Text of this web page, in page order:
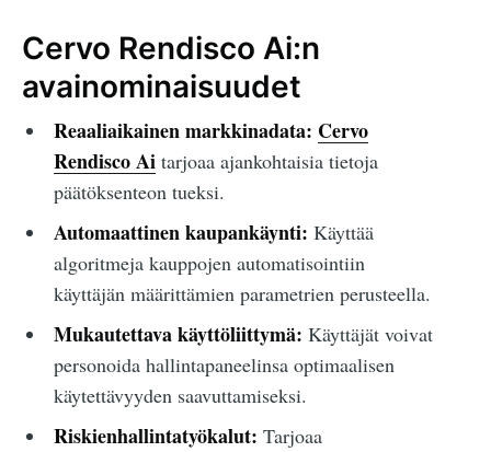
Cervo Rendisco Ai:n
avainominaisuudet
Reaaliaikainen markkinadata: Cervo
Rendisco Aitarjoaa ajankohtaisia tietoja
päätöksenteon tueksi.
Automaattinen kaupankäynti: Käyttää
algoritmeja kauppojen automatisointiin
käyttäjän määrittämien parametrien perusteella.
Mukautettava käyttöliittymä: Käyttäjät voivat
personoida hallintapaneelinsa optimaalisen
käytettävyyden saavuttamiseksi.
Riskienhallintatyökalut: Tarjoaa